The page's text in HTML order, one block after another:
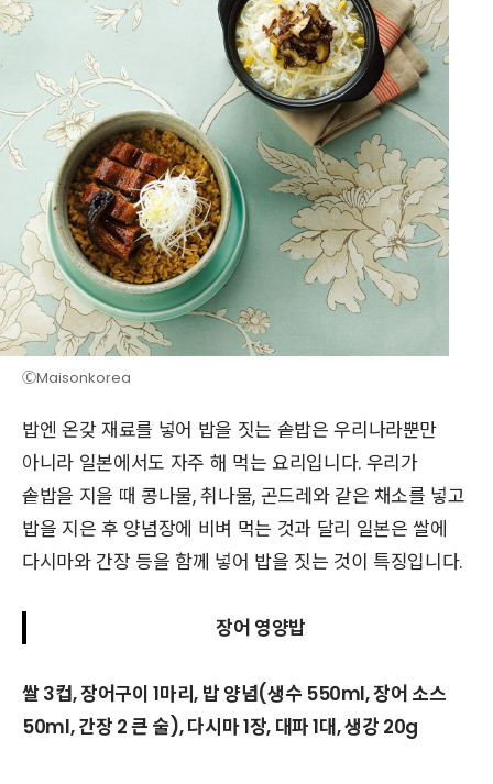
ⒸMaisonkorea
밥엔 온갖 재료를 넣어 밥을 짓는 솥밥은 우리나라뿐만
아니라 일본에서도 자주 해 먹는 요리입니다. 우리가
솥밥을 지을 때 콩나물, 취나물, 곤드레와 같은 채소를 넣고
밥을 지은 후 양념장에 비벼 먹는 것과 달리 일본은 쌀에
다시마와 간장 등을 함께 넣어 밥을 짓는 것이 특징입니다.
장어 영양밥
쌀 3컵, 장어구이 1마리, 밥 양념(생수 550ml, 장어 소스
50ml, 간장 2 큰 술), 다시마 1장, 대파 1대, 생강 20g